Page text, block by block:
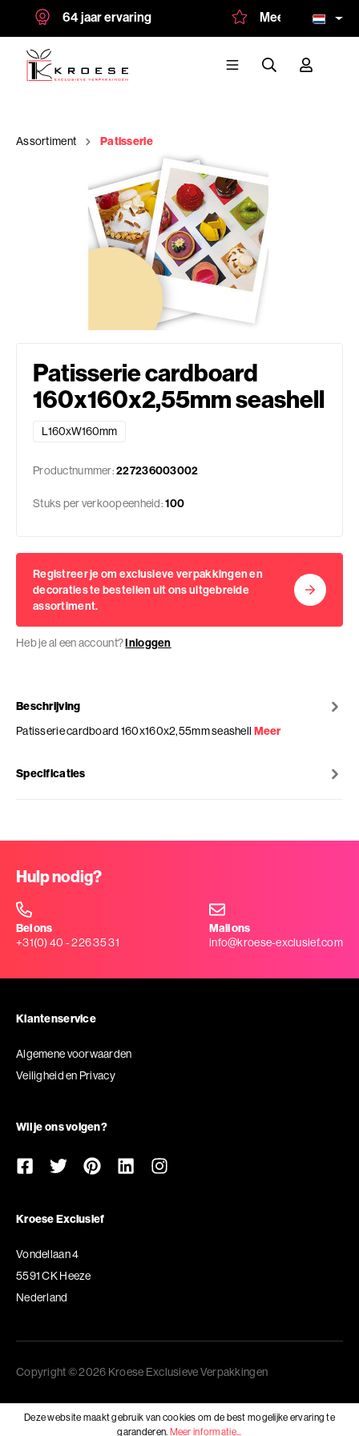
64 jaar ervaring Meer dan 1.500
Assortiment Patisserie
Patisserie cardboard
160x160x2,55mm seashell
L160xW160mm
Productnummer:227236003002
Stuks per verkoopeenheid:100
Registreer je om exclusieve verpakkingen en
decoraties te bestellen uit ons uitgebreide
assortiment.
Heb je al een account?Inloggen
Beschrijving
Patisserie cardboard 160x160x2,55mm seashell Meer
Specificaties
Hulp nodig?
Bel ons
+31(0) 40 - 226 35 31
Mail ons
info@kroese-exclusief.com
Klantenservice
Algemene voorwaarden
Veiligheid en Privacy
Wil je ons volgen?
Kroese Exclusief
Vondellaan 4
5591 CK Heeze
Nederland
Copyright © 2026 Kroese Exclusieve Verpakkingen
Deze website maakt gebruik van cookies om de best mogelijke ervaring te
garanderen. Meer informatie...